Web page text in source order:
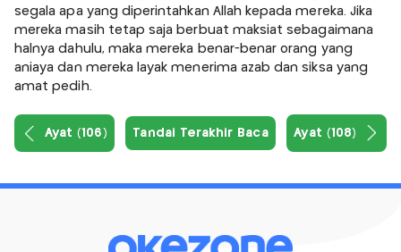
segala apa yang diperintahkan Allah kepada mereka. Jika
mereka masih tetap saja berbuat maksiat sebagaimana
halnya dahulu, maka mereka benar-benar orang yang
aniaya dan mereka layak menerima azab dan siksa yang
amat pedih.
Ayat (106) Tandai Terakhir Baca Ayat (108)